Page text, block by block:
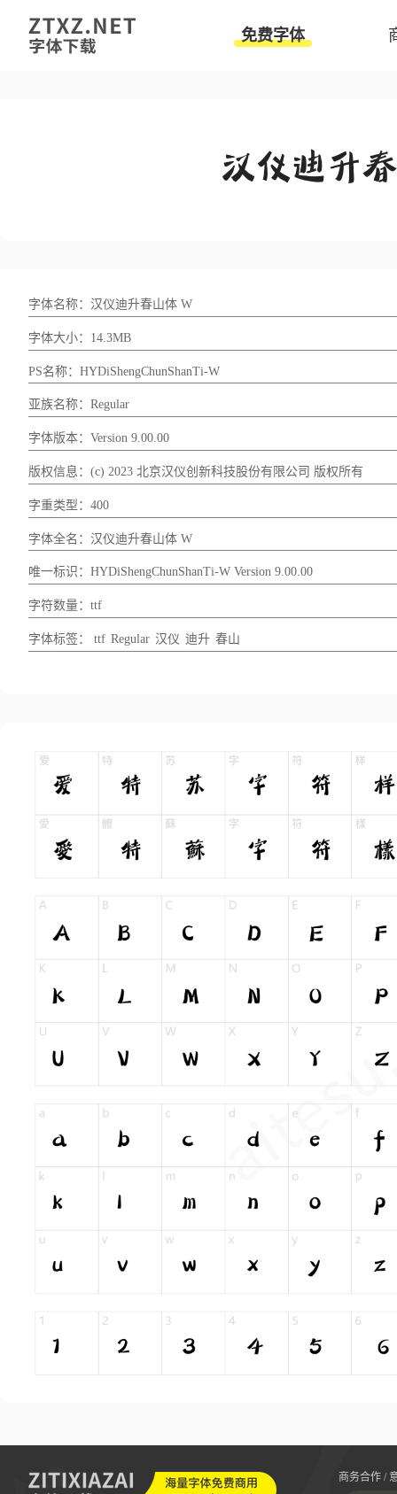
免费字体
字体名称：汉仪迪升春山体 W
字体大小：14.3MB
PS名称：HYDiShengChunShanTi-W
亚族名称：Regular
字体版本：Version 9.00.00
版权信息：(c) 2023 北京汉仪创新科技股份有限公司 版权所有
字重类型：400
字体全名：汉仪迪升春山体 W
唯一标识：HYDiShengChunShanTi-W Version 9.00.00
字符数量：ttf
字体标签： ttf Regular 汉仪 迪升 春山
商务合作 /